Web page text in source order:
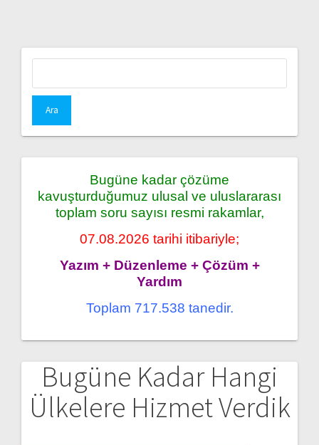
Bugüne kadar çözüme
kavuşturduğumuz ulusal ve uluslararası
toplam soru sayısı resmi rakamlar,
07.08.2026 tarihi itibariyle;
Yazım + Düzenleme + Çözüm +
Yardım
Toplam 717.538 tanedir.
Bugüne Kadar Hangi
Ülkelere Hizmet Verdik